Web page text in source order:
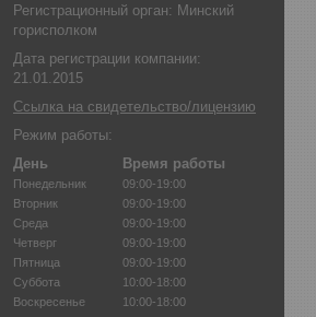
Регистрационный орган: Минский
горисполком
Дата регистрации компании:
21.01.2015
Ссылка на свидетельство/лицензию
Режим работы:
День
Время работы
Понедельник
09:00-19:00
Вторник
09:00-19:00
Среда
09:00-19:00
Четверг
09:00-19:00
Пятница
09:00-19:00
Суббота
10:00-18:00
Воскресенье
10:00-18:00